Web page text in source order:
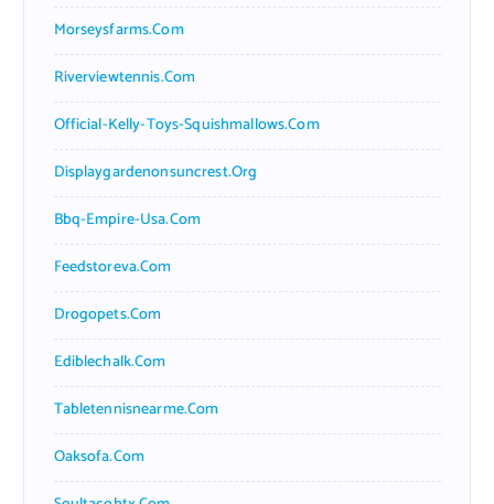
Morseysfarms.com
Riverviewtennis.com
Official-Kelly-Toys-Squishmallows.com
Displaygardenonsuncrest.org
Bbq-Empire-Usa.com
Feedstoreva.com
Drogopets.com
Ediblechalk.com
Tabletennisnearme.com
Oaksofa.com